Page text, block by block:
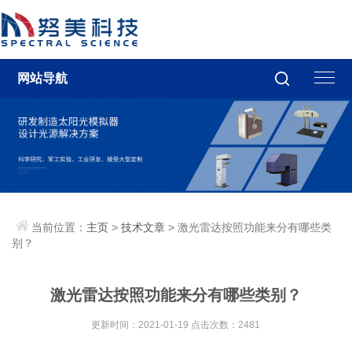
网站导航
当前位置： 主页 >技术文章 > 激光雷达按照功能来分有哪些类
别？
激光雷达按照功能来分有哪些类别？
更新时间：2021-01-19 点击次数：2481